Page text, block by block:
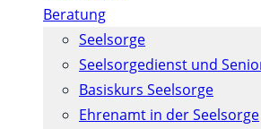
Beratung
Seelsorge
Seelsorgedienst und
Basiskurs Seelsorge
Ehrenamt in der Seelsorge